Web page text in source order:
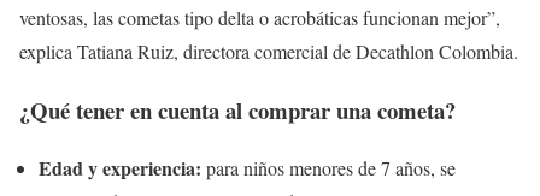
ventosas, las cometas tipo delta o acrobáticas funcionan mejor”,
explica Tatiana Ruiz, directora comercial de Decathlon Colombia.
¿Qué tener en cuenta al comprar una cometa?
Edad y experiencia: para niños menores de 7 años, se